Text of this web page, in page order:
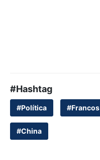
#Hashtag
#Política #Francos
#China